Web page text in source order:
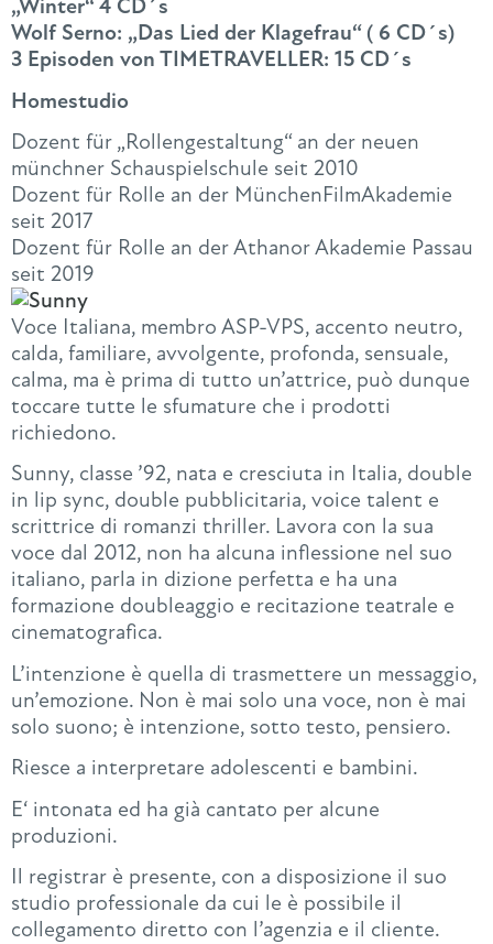
„Winter“ 4 CD´s
Wolf Serno: „Das Lied der Klagefrau“ ( 6 CD´s)
3 Episoden von TIMETRAVELLER: 15 CD´s
Homestudio
Dozent für „Rollengestaltung“ an der neuen
münchner Schauspielschule seit 2010
Dozent für Rolle an der MünchenFilmAkademie
seit 2017
Dozent für Rolle an der Athanor Akademie Passau
seit 2019
Voce Italiana, membro ASP-VPS, accento neutro,
calda, familiare, avvolgente, profonda, sensuale,
calma, ma è prima di tutto un’attrice, può dunque
toccare tutte le sfumature che i prodotti
richiedono.
Sunny, classe ’92, nata e cresciuta in Italia, double
in lip sync, double pubblicitaria, voice talent e
scrittrice di romanzi thriller. Lavora con la sua
voce dal 2012, non ha alcuna inflessione nel suo
italiano, parla in dizione perfetta e ha una
formazione doubleaggio e recitazione teatrale e
cinematografica.
L’intenzione è quella di trasmettere un messaggio,
un’emozione. Non è mai solo una voce, non è mai
solo suono; è intenzione, sotto testo, pensiero.
Riesce a interpretare adolescenti e bambini.
E‘ intonata ed ha già cantato per alcune
produzioni.
Il registrar è presente, con a disposizione il suo
studio professionale da cui le è possibile il
collegamento diretto con l’agenzia e il cliente.